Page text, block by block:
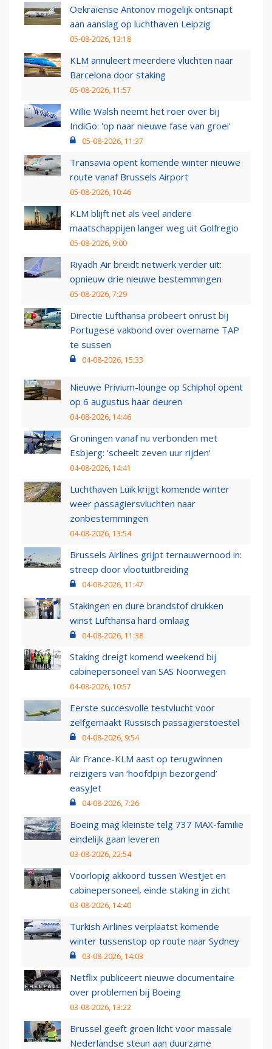
Oekraïense Antonov mogelijk ontsnapt
aan aanslag op luchthaven Leipzig
05-08-2026, 13:18
KLM annuleert meerdere vluchten naar
Barcelona door staking
05-08-2026, 11:57
Willie Walsh neemt het roer over bij
IndiGo: 'op naar nieuwe fase van groei'
05-08-2026, 11:37
Transavia opent komende winter nieuwe
route vanaf Brussels Airport
05-08-2026, 10:46
KLM blijft net als veel andere
maatschappijen langer weg uit Golfregio
05-08-2026, 9:00
Riyadh Air breidt netwerk verder uit:
opnieuw drie nieuwe bestemmingen
05-08-2026, 7:29
Directie Lufthansa probeert onrust bij
Portugese vakbond over overname TAP
te sussen
04-08-2026, 15:33
Nieuwe Privium-lounge op Schiphol opent
op 6 augustus haar deuren
04-08-2026, 14:46
Groningen vanaf nu verbonden met
Esbjerg: 'scheelt zeven uur rijden'
04-08-2026, 14:41
Luchthaven Luik krijgt komende winter
weer passagiersvluchten naar
zonbestemmingen
04-08-2026, 13:54
Brussels Airlines grijpt ternauwernood in:
streep door vlootuitbreiding
04-08-2026, 11:47
Stakingen en dure brandstof drukken
winst Lufthansa hard omlaag
04-08-2026, 11:38
Staking dreigt komend weekend bij
cabinepersoneel van SAS Noorwegen
04-08-2026, 10:57
Eerste succesvolle testvlucht voor
zelfgemaakt Russisch passagierstoestel
04-08-2026, 9:54
Air France-KLM aast op terugwinnen
reizigers van ‘hoofdpijn bezorgend’
easyJet
04-08-2026, 7:26
Boeing mag kleinste telg 737 MAX-familie
eindelijk gaan leveren
03-08-2026, 22:54
Voorlopig akkoord tussen WestJet en
cabinepersoneel, einde staking in zicht
03-08-2026, 14:40
Turkish Airlines verplaatst komende
winter tussenstop op route naar Sydney
03-08-2026, 14:03
Netflix publiceert nieuwe documentaire
over problemen bij Boeing
03-08-2026, 13:22
Brussel geeft groen licht voor massale
Nederlandse steun aan duurzame